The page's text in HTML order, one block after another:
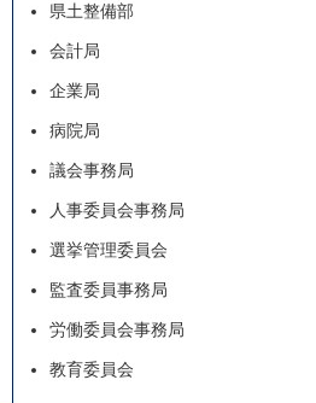
県土整備部
会計局
企業局
病院局
議会事務局
人事委員会事務局
選挙管理委員会
監査委員事務局
労働委員会事務局
教育委員会